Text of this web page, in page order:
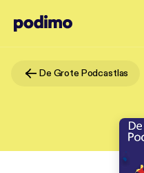
De Grote Podcastlas